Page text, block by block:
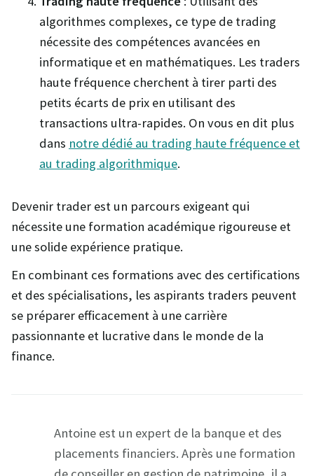
algorithmes complexes, ce type de trading
nécessite des compétences avancées en
informatique et en mathématiques. Les traders
haute fréquence cherchent à tirer parti des
petits écarts de prix en utilisant des
transactions ultra-rapides. On vous en dit plus
dans notre dédié au trading haute fréquence et
au trading algorithmique.
Devenir trader est un parcours exigeant qui
nécessite une formation académique rigoureuse et
une solide expérience pratique.
En combinant ces formations avec des certifications
et des spécialisations, les aspirants traders peuvent
se préparer efficacement à une carrière
passionnante et lucrative dans le monde de la
finance.
Antoine est un expert de la banque et des
placements financiers. Après une formation